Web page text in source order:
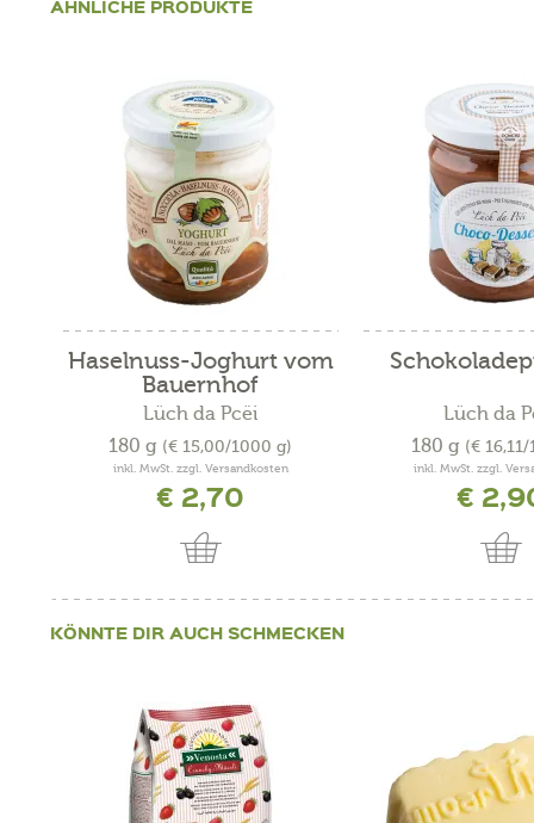
ÄHNLICHE PRODUKTE
Haselnuss-Joghurt vom
Bauernhof
Lüch da Pcëi
180 g (€ 15,00/1000 g)
inkl. MwSt. zzgl. Versandkosten
€ 2,70
Lüch da
180 g (€
inkl. MwSt. zzgl.
€
KÖNNTE DIR AUCH SCHMECKEN